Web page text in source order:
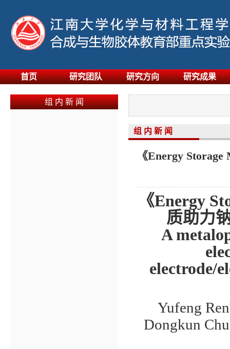
首页 研究团队 研究方向 研究成果
组 内 新 闻
组 内 新 闻
《Energy
《Energy
质助力
A
electrode/
Yufeng Ren
Dongkun